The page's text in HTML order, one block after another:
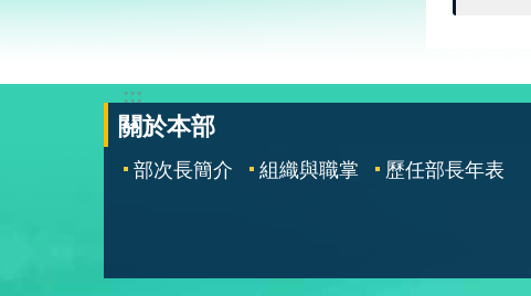
:::
關於本部
部次長簡介 組織與職掌 歷任部長年表